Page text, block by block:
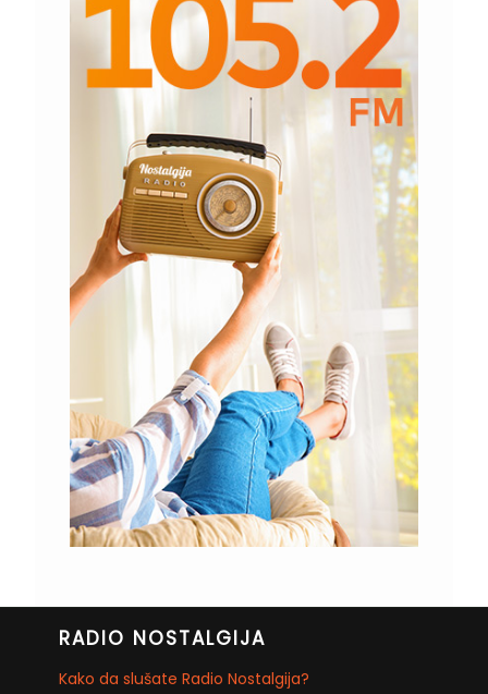
RADIO NOSTALGIJA
Kako da slušate Radio Nostalgija?